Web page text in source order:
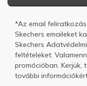
*Az email
Skechers emaileket
Skechers
feltételeket.
promócióban. Kerjük,
további